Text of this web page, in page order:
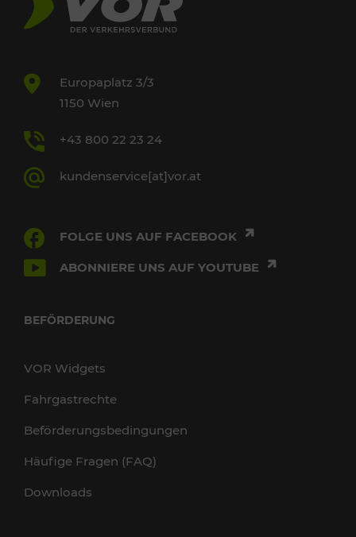
Europaplatz 3/3
1150 Wien
+43 800 22 23 24
kundenservice[at]vor.at
FOLGE UNS AUF FACEBOOK
ABONNIERE UNS AUF YOUTUBE
BEFÖRDERUNG
VOR Widgets
Fahrgastrechte
Beförderungsbedingungen
Häufige Fragen (FAQ)
Downloads